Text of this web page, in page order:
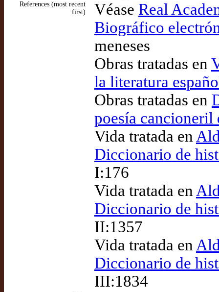
References (most recent
first)
Véase Real
Biográfico
meneses
Obras tratadas en
la literatura
Obras tratadas en
poesía
Vida tratada en
Diccionario de
I:176
Vida tratada en
Diccionario de
II:1357
Vida tratada en
Diccionario de
III:1834